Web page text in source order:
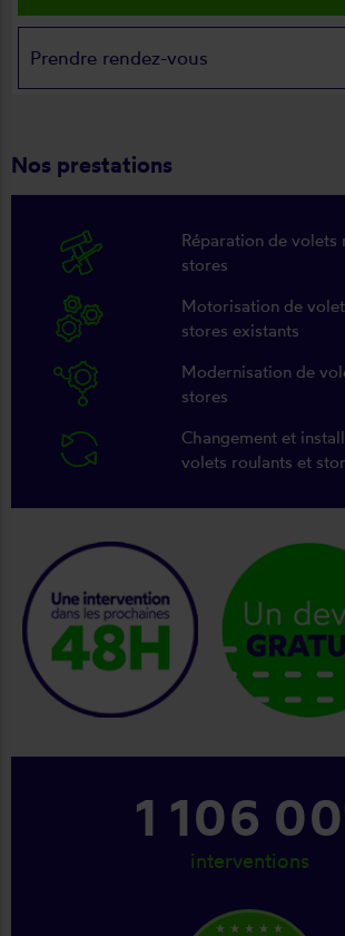
Prendre rendez-vous
Nos prestations
Réparation de volets
stores
Motorisation de
stores existants
Modernisation de
stores
Changement et
volets roulants et
1 245
interventions
star_rate star_rate star_rate star_rate star_rate